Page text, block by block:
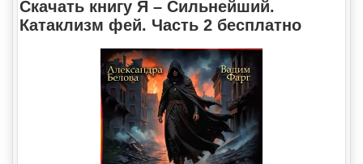
Скачать книгу Я – Сильнейший.
Катаклизм фей. Часть 2 бесплатно